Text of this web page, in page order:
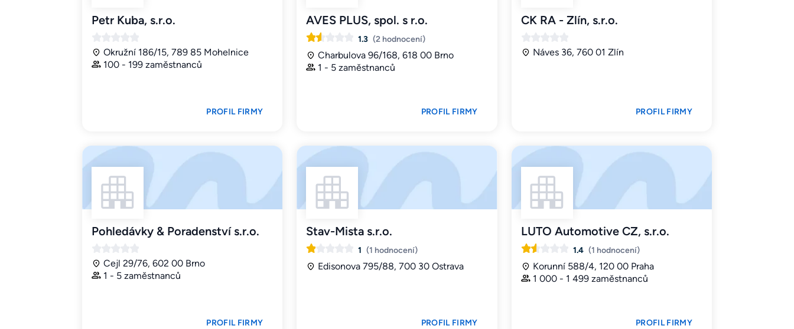
Petr Kuba, s.r.o.
Okružní 186/15, 789 85 Mohelnice
100 - 199 zaměstnanců
PROFIL FIRMY
AVES PLUS, spol. s r.o.
1.3 (2 hodnocení)
Charbulova 96/168, 618 00 Brno
1 - 5 zaměstnanců
PROFIL FIRMY
CK RA - Zlín, s.r.o.
Náves 36, 760 01 Zlín
PROFIL FIRMY
Pohledávky & Poradenství s.r.o.
Cejl 29/76, 602 00 Brno
1 - 5 zaměstnanců
PROFIL FIRMY
Stav-Mista s.r.o.
1 (1 hodnocení)
Edisonova 795/88, 700 30 Ostrava
PROFIL FIRMY
LUTO Automotive CZ, s.r.o.
1.4 (1 hodnocení)
Korunní 588/4, 120 00 Praha
1 000 - 1 499 zaměstnanců
PROFIL FIRMY